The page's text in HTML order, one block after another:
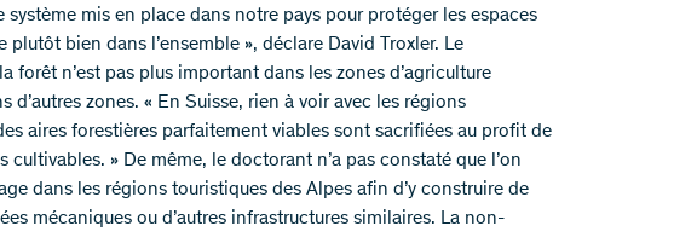
système mis en place dans notre pays pour protéger les espaces
plutôt bien dans l’ensemble », déclare David Troxler. Le
forêt n’est pas plus important dans les zones d’agriculture
d’autres zones. « En Suisse, rien à voir avec les régions
aires forestières parfaitement viables sont sacrifiées au profit de
cultivables. » De même, le doctorant n’a pas constaté que l’on
dans les régions touristiques des Alpes afin d’y construire de
mécaniques ou d’autres infrastructures similaires. La non-